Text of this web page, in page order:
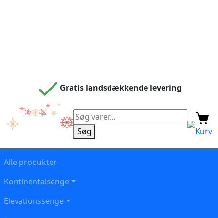
Gratis landsdækkende levering
Søg
efter:
Søg Kurv
Alle produkter
Kontinentalsenge
Elevationssenge